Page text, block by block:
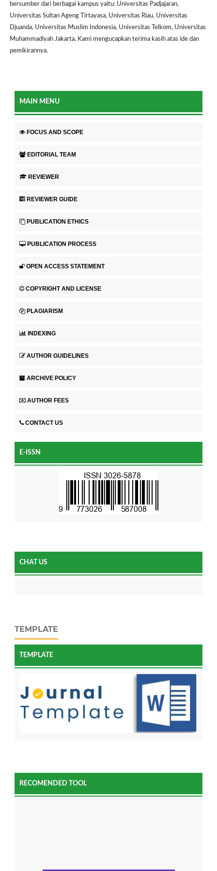
bersumber dari berbagai kampus yaitu: Universitas Padjajaran,
Universitas Sultan Ageng Tirtayasa, Universitas Riau, Universitas
Djuanda, Universitas Muslim Indonesia, Universitas Telkom, Universitas
Muhammadiyah Jakarta. Kami mengucapkan terima kasih atas ide dan
pemikirannya.
MAIN MENU
FOCUS AND SCOPE
EDITORIAL TEAM
REVIEWER
REVIEWER GUIDE
PUBLICATION ETHICS
PUBLICATION PROCESS
OPEN ACCESS STATEMENT
COPYRIGHT AND LICENSE
PLAGIARISM
INDEXING
AUTHOR GUIDELINES
ARCHIVE POLICY
AUTHOR FEES
CONTACT US
E-ISSN
CHAT US
TEMPLATE
TEMPLATE
RECOMENDED TOOL